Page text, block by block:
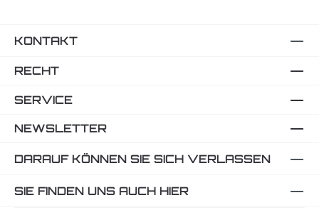
KONTAKT
RECHT
SERVICE
NEWSLETTER
DARAUF KÖNNEN SIE SICH VERLASSEN
SIE FINDEN UNS AUCH HIER